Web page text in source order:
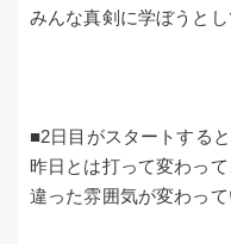
みんな真剣に学ぼうとし
■2日目がスタートすると
昨日とは打って変わって
違った雰囲気が変わって